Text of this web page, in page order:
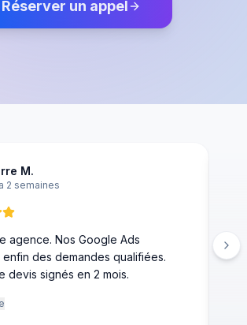
Réserver un appel
M.
2 semaines
agence. Nos Google Ads
des demandes qualifiées.
devis signés en 2 mois.
en